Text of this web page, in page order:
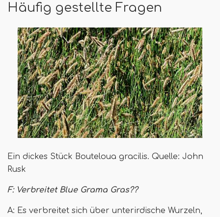
Häufig gestellte Fragen
Ein dickes Stück Bouteloua gracilis. Quelle: John
Rusk
F: Verbreitet Blue Grama Gras??
A: Es verbreitet sich über unterirdische Wurzeln,